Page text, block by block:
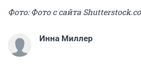
Фото: Фото с сайта
Инна Миллер